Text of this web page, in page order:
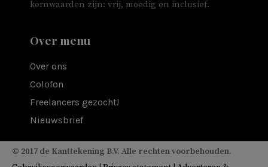
kernwaarden zijn: vrij, moedig en inclusief.
Over menu
Over ons
Colofon
Freelancers gezocht!
Nieuwsbrief
© 2017 de Kanttekening B.V. Alle rechten voorbehouden.